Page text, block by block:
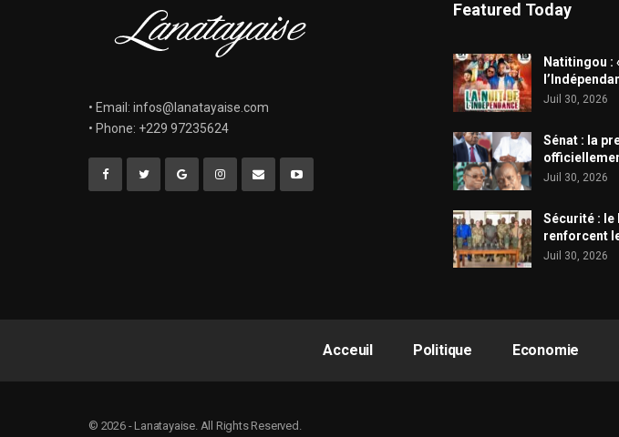
• Email: infos@lanatayaise.com
• Phone: +229 97235624
Featured Today
​Natitingou :
Juil 30, 2026
Sénat : la
Juil 30, 2026
Sécurité : le
renforcent
Juil 30, 2026
Acceuil Politique Economie
© 2026 - Lanatayaise. All Rights Reserved.